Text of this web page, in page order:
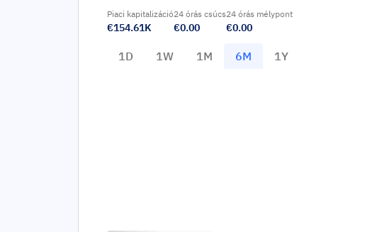
Piaci kapitalizáció
€154.61K
24 órás csúcs
€0.00
24 órás mélypont
€0.00
1D 1W 1M 6M 1Y